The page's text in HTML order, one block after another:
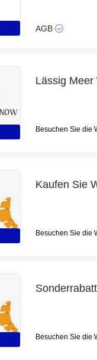
AGB
Besuchen Sie die
Besuchen Sie die
Besuchen Sie die